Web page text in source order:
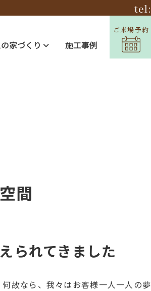
tel:
家づくり 施工事例
ご来場予約
間
られてきました
故なら、我々はお客様一人一人の夢